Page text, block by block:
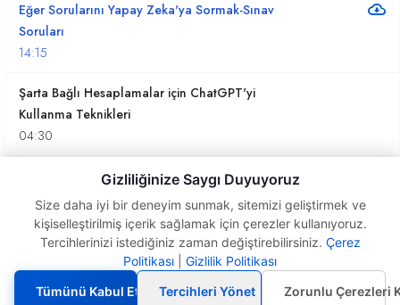
Eğer Sorularını Yapay Zeka'ya Sormak-Sınav
Soruları
14:15
Şarta Bağlı Hesaplamalar için ChatGPT'yi
Kullanma Teknikleri
04:30
Şarta Bağlı Toplamlar için ChatGPT'yi Kullanma
Teknikleri
05:03
ChatGPT ve Excel ile Çalışma Sayfalarının
Renklerini Değiştirmek ve Vermek
06:26
Excel'de ChatGPT ile Seçim
Teknikleri ve Tablo
Oluşturma
Gizliliğinize Saygı Duyuyoruz
Size daha iyi bir deneyim sunmak, sitemizi geliştirmek ve
kişiselleştirilmiş içerik sağlamak için çerezler kullanıyoruz.
Tercihlerinizi istediğiniz zaman değiştirebilirsiniz. Çerez
Politikası
Gizlilik Politikası
Tümünü Kabul Et
Tercihleri Yönet Zorunlu Çerezleri